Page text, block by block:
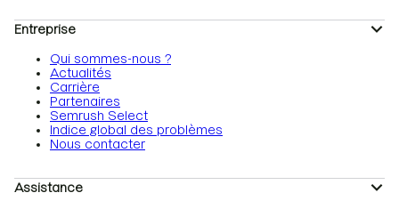
Entreprise
Qui sommes-nous ?
Actualités
Carrière
Partenaires
Semrush Select
Indice global des problèmes
Nous contacter
Assistance